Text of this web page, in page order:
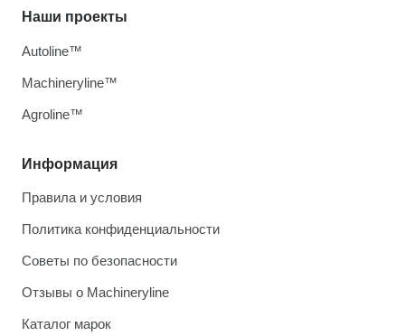
Информация
Правила и условия
Политика конфиденциальности
Советы по безопасности
Отзывы о Machineryline
Каталог марок
Наши проекты
Autoline™
Machineryline™
Agroline™